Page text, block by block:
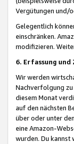
Vergütungen und/
Gelegentlich
einschränken.
modifizieren.
6. Erfassung und
Wir werden
Nachverfolgung zu
diesem Monat
auf den nächsten
über oder unter
eine Amazon-
wurden. Du kannst